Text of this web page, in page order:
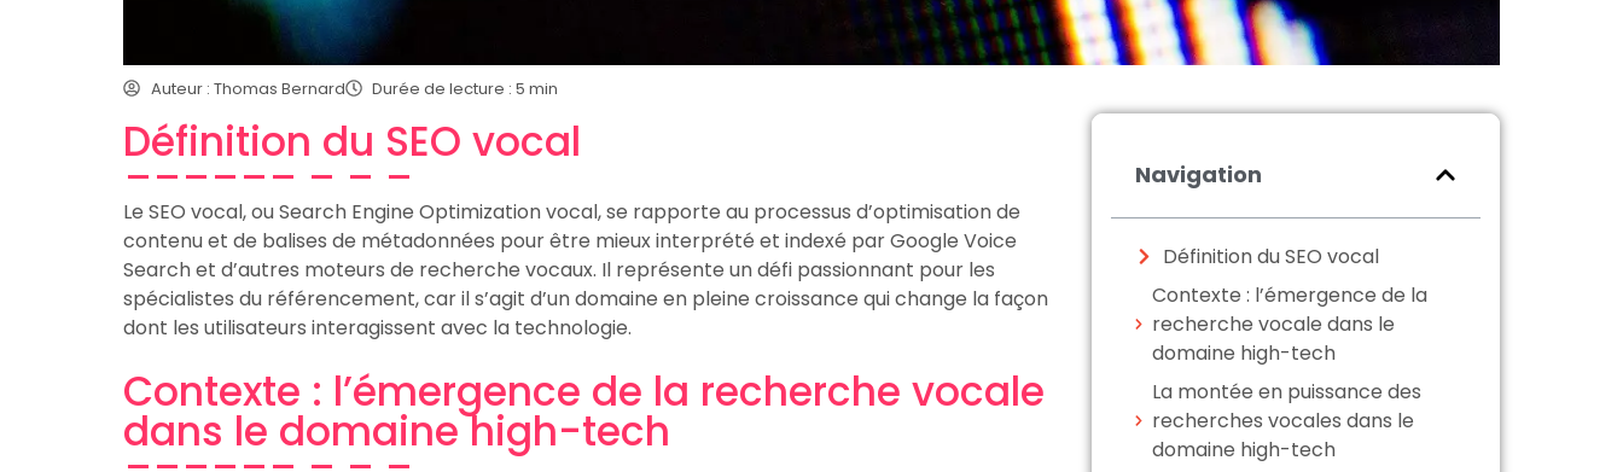
Auteur : Thomas Bernard Durée de lecture : 5 min
Définition du SEO vocal
Le SEO vocal, ou Search Engine Optimization vocal, se rapporte au processus d’optimisation de
contenu et de balises de métadonnées pour être mieux interprété et indexé par Google Voice
Search et d’autres moteurs de recherche vocaux. Il représente un défi passionnant pour les
spécialistes du référencement, car il s’agit d’un domaine en pleine croissance qui change la façon
dont les utilisateurs interagissent avec la technologie.
Contexte : l’émergence de la recherche vocale
dans le domaine high-tech
Navigation
Définition du SEO vocal
Contexte : l’émergence de la
recherche vocale dans le
domaine high-tech
La montée en puissance des
recherches vocales dans le
domaine high-tech